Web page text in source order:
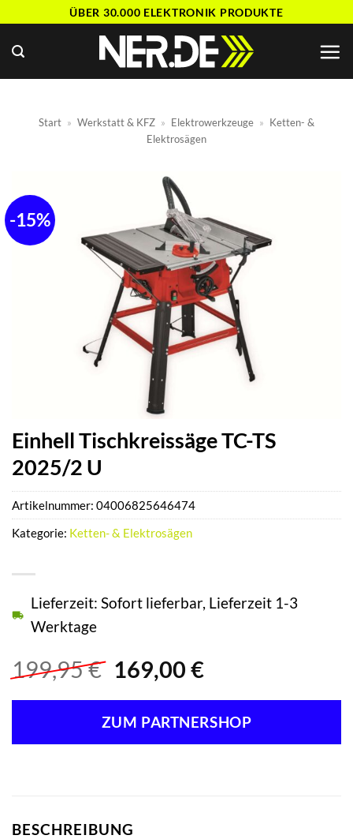
springen
ÜBER 30.000 ELEKTRONIK PRODUKTE
Start » Werkstatt & KFZ » Elektrowerkzeuge » Ketten- &
Elektrosägen
-15%
Einhell Tischkreissäge TC-TS
2025/2 U
199,95€ Ursprünglicher
Preis
war:
199,95 €
169,00 €Aktueller
ist:
169,00 €.
Lieferzeit: Sofort lieferbar, Lieferzeit 1-3
Werktage
ZUM PARTNERSHOP
Artikelnummer: 04006825646474
Kategorie: Ketten- & Elektrosägen
BESCHREIBUNG